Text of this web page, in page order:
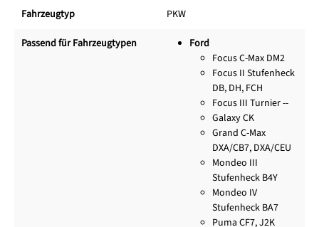
Fahrzeugtyp PKW
Passend für Fahrzeugtypen
Ford
Focus C-Max DM2
Focus II Stufenheck
DB, DH, FCH
Focus III Turnier --
Galaxy CK
Grand C-Max
DXA/CB7, DXA/CEU
Mondeo III
Stufenheck B4Y
Mondeo IV
Stufenheck BA7
Puma CF7, J2K